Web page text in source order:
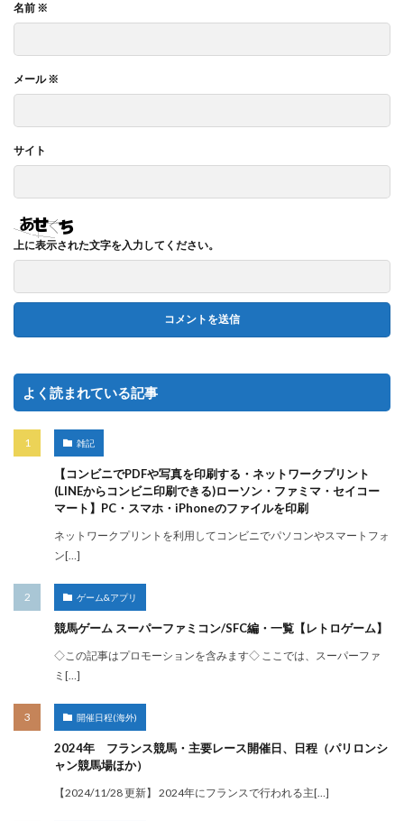
名前 ※
メール※
サイト
上に表示された文字を入力してください。
よく読まれている記事
雑記
【コンビニでPDFや写真を印刷する・ネットワークプリント
(LINEからコンビニ印刷できる)ローソン・ファミマ・セイコー
マート】PC・スマホ・iPhoneのファイルを印刷
ネットワークプリントを利用してコンビニでパソコンやスマートフォ
ン[…]
ゲーム&アプリ
競馬ゲーム スーパーファミコン/SFC編・一覧【レトロゲーム】
◇この記事はプロモーションを含みます◇ ここでは、スーパーファ
ミ[…]
開催日程(海外)
2024年 フランス競馬・主要レース開催日、日程（パリロンシ
ャン競馬場ほか）
【2024/11/28 更新】 2024年にフランスで行われる主[…]